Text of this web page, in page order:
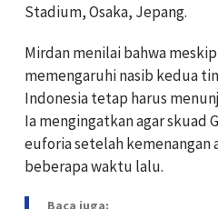
Stadium, Osaka, Jepang.
Mirdan menilai bahwa
memengaruhi nasib kedua
Indonesia tetap harus
Ia mengingatkan agar skuad
euforia setelah kemenangan
beberapa waktu lalu.
Baca juga: